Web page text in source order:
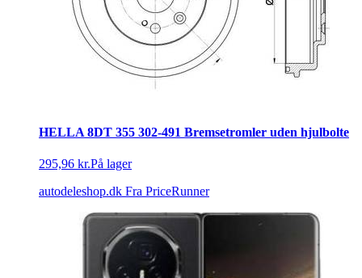
HELLA 8DT 355 302-491 Bremsetromler uden hjulbolte
295,96 kr.På lager
autodeleshop.dk Fra PriceRunner